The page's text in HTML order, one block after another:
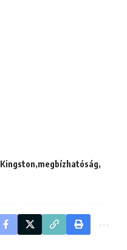
Kingston megbízhatóság